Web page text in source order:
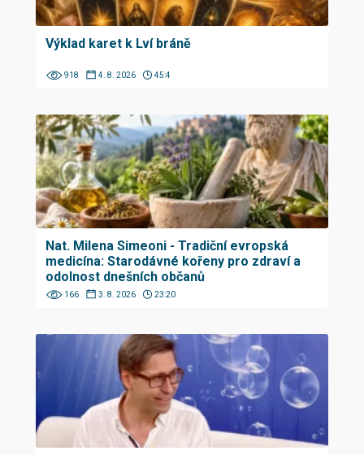
Výklad karet k Lví bráně
918 4. 8. 2026 45:4
Nat. Milena Simeoni - Tradiční evropská
medicína: Starodávné kořeny pro zdraví a
odolnost dnešních občanů
166 3. 8. 2026 23:20